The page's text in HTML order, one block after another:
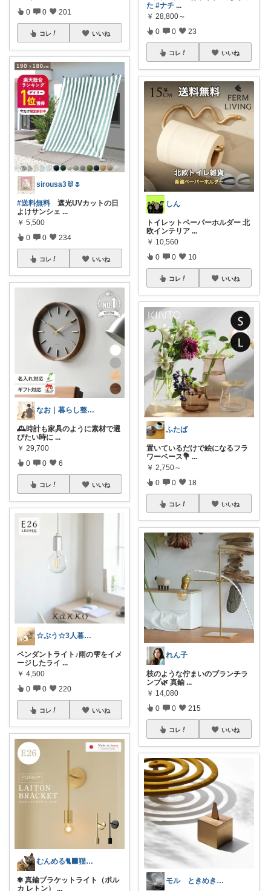
0 0 201
コレ いいね
sirousa3🐰🌷
#送料無料 遮光UVカットの日
よけサンシェ ...
￥ 5,500
0 0 234
コレ いいね
なお｜暮らし整えROOM｜犬もいます🐕
🕰️時計も家具のように素材で選
びたい時に ...
￥ 29,700
0 0 6
コレ いいね
☆ぷう☆3人暮らしの小さな家
ペンダントライト♪雨の雫をイメ
ージしたライ ...
￥ 4,500
0 0 220
コレ いいね
むんめる🐈‍⬛猫と快適ライフ🐈朝コレ
✾ 真鍮ブラケットライト（ポル
カ レトン）
...
た #ナチ ...
￥ 28,800～
0 0 23
コレ いいね
しん
トイレットペーパーホルダー 北
欧インテリア ...
￥ 10,560
0 0 10
コレ いいね
ふたば
置いているだけで絵になるフラ
ワーベース💐 ...
￥ 2,750～
0 0 18
コレ いいね
れん子
枝のような佇まいのブランチラ
ンプ🌿 真鍮 ...
￥ 14,080
0 0 215
コレ いいね
モル ときめきな暮らし